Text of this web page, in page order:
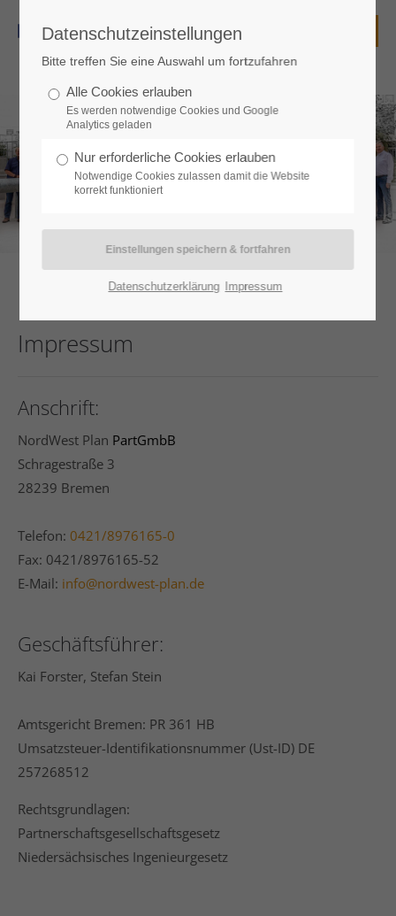
Login
Passwort
Register|Lost your password?
Support
Lorem ipsum dolor sit amet:
24h/ 365days
We offer support for our customers
Mon - Fri 8:00am - 5:00pm
Cybersteel Inc.
376-293 City Road, Suite 600
San Francisco, CA 94102
Have any questions?
+44 1234 567 890
Drop us a line
info@yourdomain.com
Social Media
Impressum
Anschrift:
NordWest Plan PartGmbB
Schragestraße 3
28239 Bremen
Telefon: 0421/8976165-0
Fax: 0421/8976165-52
E-Mail: info@nordwest-plan.de
Geschäftsführer:
Kai Forster, Stefan Stein
Amtsgericht Bremen: PR 361 HB
Umsatzsteuer-Identifikationsnummer (Ust-ID) DE
257268512
Rechtsgrundlagen:
Partnerschaftsgesellschaftsgesetz
Niedersächsisches Ingenieurgesetz
Datenschutzeinstellungen
Bitte treffen Sie eine Auswahl um fortzufahren
Alle Cookies erlauben
Es werden notwendige Cookies und Google
Analytics geladen
Nur erforderliche Cookies erlauben
Notwendige Cookies zulassen damit die Website
korrekt funktioniert
Datenschutzerklärung Impressum